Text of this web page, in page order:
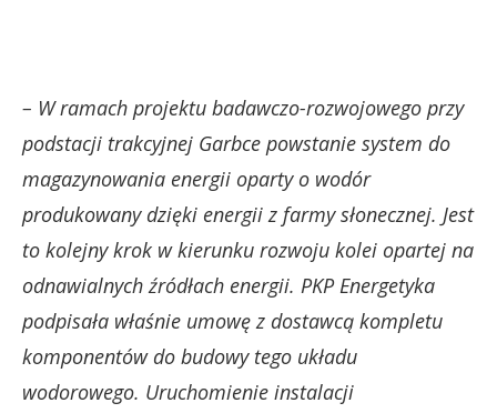
– W ramach projektu badawczo-rozwojowego przy
podstacji trakcyjnej Garbce powstanie system do
magazynowania energii oparty o wodór
produkowany dzięki energii z farmy słonecznej. Jest
to kolejny krok w kierunku rozwoju kolei opartej na
odnawialnych źródłach energii. PKP Energetyka
podpisała właśnie umowę z dostawcą kompletu
komponentów do budowy tego układu
wodorowego. Uruchomienie instalacji